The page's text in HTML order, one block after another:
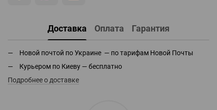
Доставка Оплата Гарантия
Новой почтой по Украине — по тарифам Новой Почты
Курьером по Киеву — бесплатно
Подробнее о доставке